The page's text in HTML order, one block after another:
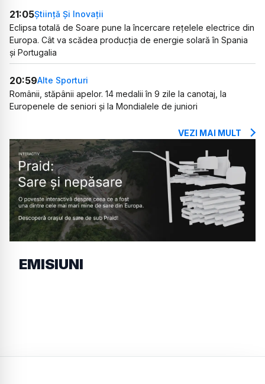
21:05Știință Și Inovații
Eclipsa totală de Soare pune la încercare rețelele electrice din
Europa. Cât va scădea producția de energie solară în Spania
și Portugalia
20:59Alte Sporturi
Românii, stăpânii apelor. 14 medalii în 9 zile la canotaj, la
Europenele de seniori și la Mondialele de juniori
VEZI MAI MULT
EMISIUNI